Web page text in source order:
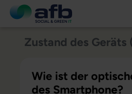
Zustand des
Wie ist der
des Smartphone?